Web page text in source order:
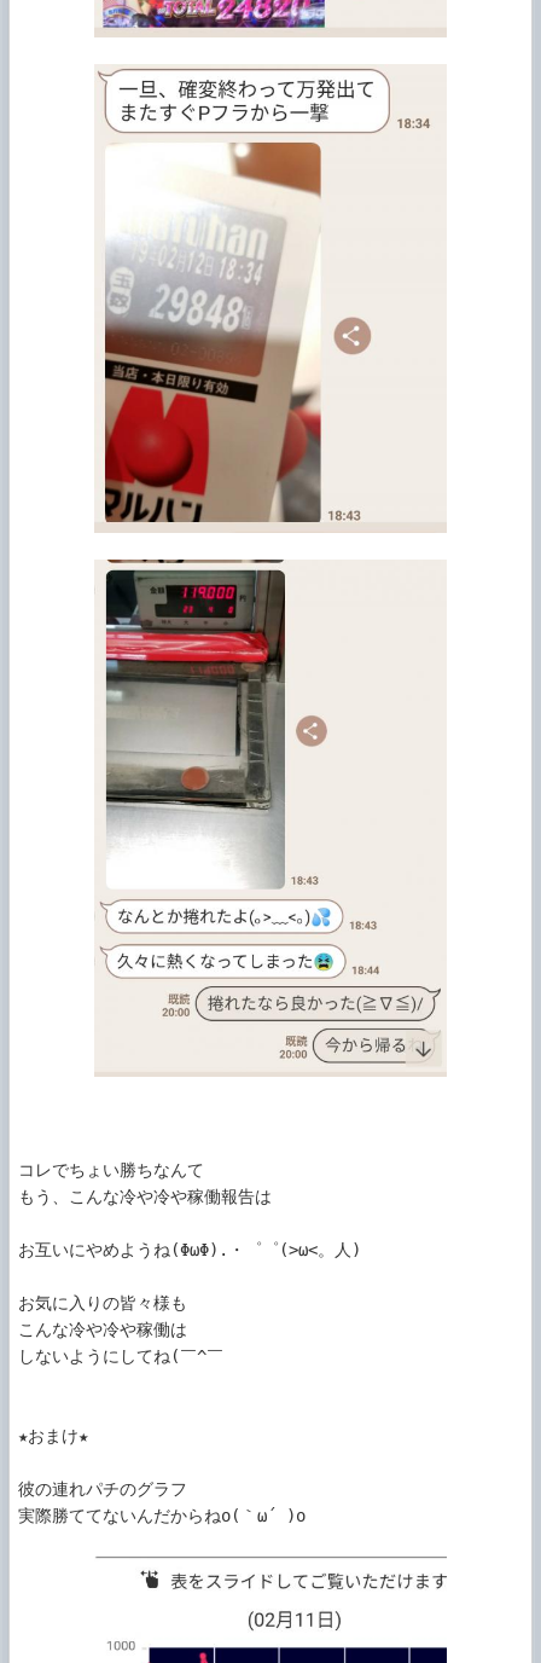
コレでちょい勝ちなんて
もう、こんな冷や冷や稼働報告は
お互いにやめようね(ΦωΦ).・゜゜(>ω<。人)
お気に入りの皆々様も
こんな冷や冷や稼働は
しないようにしてね(￣^￣ゞ
★おまけ★
彼の連れパチのグラフ
実際勝ててないんだからねo(｀ω´ )o